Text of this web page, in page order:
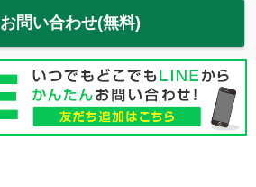
お問い合わせ(無料)